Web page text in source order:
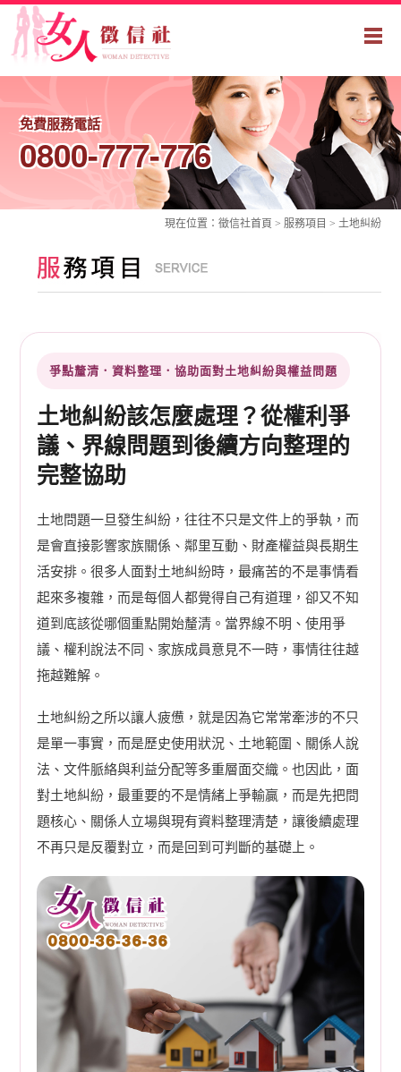
免費服務電話
0800-777-776
現在位置： 徵信社首頁 > 服務項目 > 土地糾紛
爭點釐清．資料整理．協助面對土地糾紛與權益問題
土地糾紛該怎麼處理？從權利爭
議、界線問題到後續方向整理的
完整協助
土地問題一旦發生糾紛，往往不只是文件上的爭執，而
是會直接影響家族關係、鄰里互動、財產權益與長期生
活安排。很多人面對土地糾紛時，最痛苦的不是事情看
起來多複雜，而是每個人都覺得自己有道理，卻又不知
道到底該從哪個重點開始釐清。當界線不明、使用爭
議、權利說法不同、家族成員意見不一時，事情往往越
拖越難解。
土地糾紛之所以讓人疲憊，就是因為它常常牽涉的不只
是單一事實，而是歷史使用狀況、土地範圍、關係人說
法、文件脈絡與利益分配等多重層面交織。也因此，面
對土地糾紛，最重要的不是情緒上爭輸贏，而是先把問
題核心、關係人立場與現有資料整理清楚，讓後續處理
不再只是反覆對立，而是回到可判斷的基礎上。